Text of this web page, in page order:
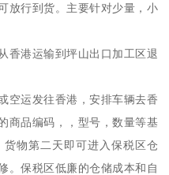
放行到货。主要针对少量，小
港运输到坪山出口加工区退
空运发往香港，安排车辆去香
商品编码，，型号，数量等基
物第二天即可进入保税区仓
。保税区低廉的仓储成本和自